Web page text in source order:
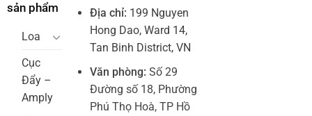
sản phẩm
Loa
Cục
Đẩy –
Amply
Địa chỉ: 199 Nguyen
Hong Dao, Ward 14,
Tan Binh District, VN
Văn phòng: Số 29
Đường số 18, Phường
Phú Thọ Hoà, TP Hồ